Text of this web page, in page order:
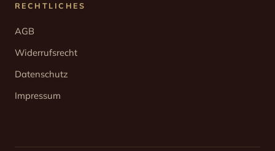
RECHTLICHES
AGB
Widerrufsrecht
Datenschutz
Impressum